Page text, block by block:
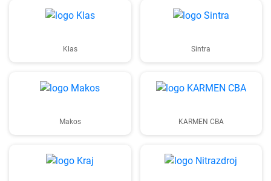
Klas Sintra
Makos KARMEN CBA